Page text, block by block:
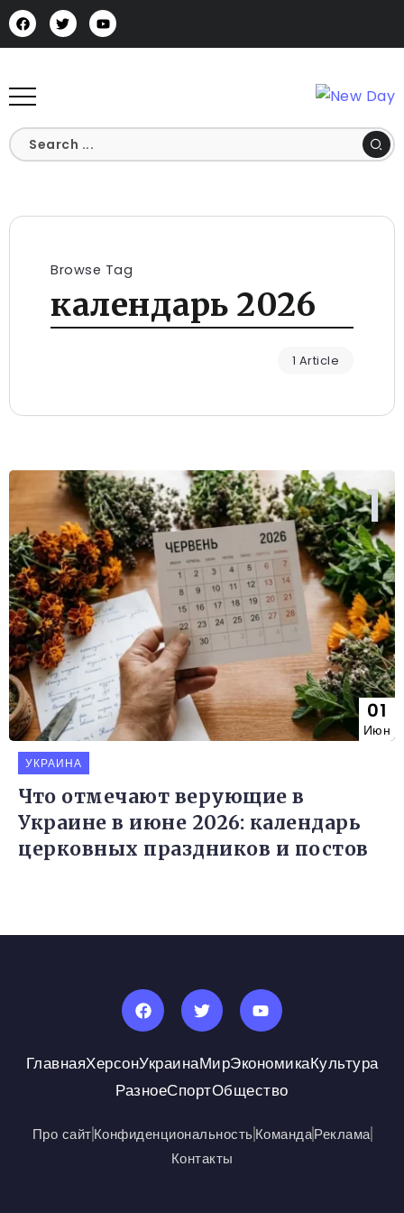
Browse Tag
календарь 2026
1 Article
01
Июн
УКРАИНА
Что отмечают верующие в
Украине в июне 2026: календарь
церковных праздников и постов
ГлавнаяХерсонУкраинаМирЭкономикаКультура
РазноеСпортОбщество
Про сайтКонфиденциональностьКомандаРеклама
Контакты